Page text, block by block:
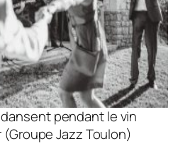
pendant le vin
(Groupe Jazz Toulon)